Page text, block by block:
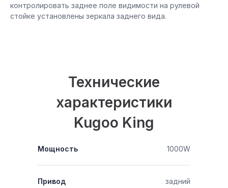
контролировать заднее поле видимости на рулевой
стойке установлены зеркала заднего вида.
1000W
Мощность
задний
Привод
Технические
характеристики
Kugoo King